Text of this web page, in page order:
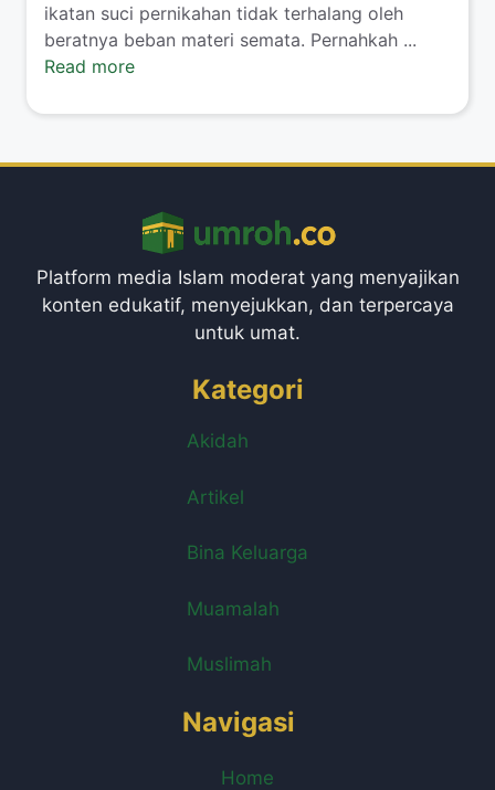
ikatan suci pernikahan tidak terhalang oleh
beratnya beban materi semata. Pernahkah ...
Read more
Platform media Islam moderat yang menyajikan
konten edukatif, menyejukkan, dan terpercaya
untuk umat.
Kategori
Akidah
Artikel
Bina Keluarga
Muamalah
Muslimah
Navigasi
Home